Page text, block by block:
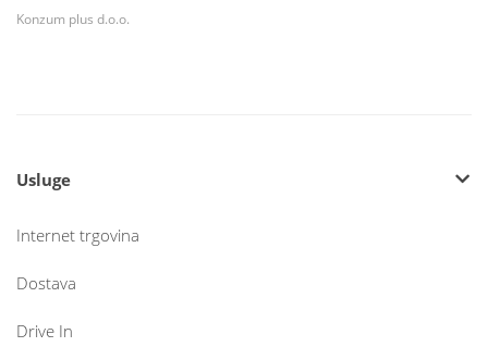
Konzum plus d.o.o.
Usluge
Internet trgovina
Dostava
Drive In